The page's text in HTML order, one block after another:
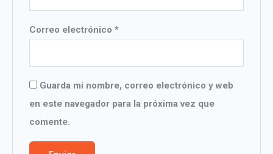
Correo electrónico*
Guarda mi nombre, correo electrónico y web
en este navegador para la próxima vez que
comente.